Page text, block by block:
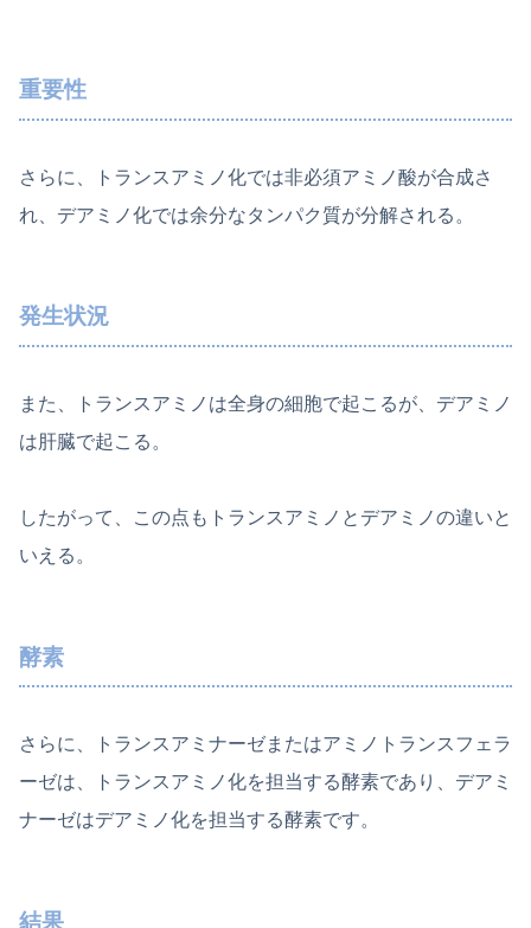
重要性
さらに、トランスアミノ化では非必須アミノ酸が合成さ
れ、デアミノ化では余分なタンパク質が分解される。
発生状況
また、トランスアミノは全身の細胞で起こるが、デアミノ
は肝臓で起こる。
したがって、この点もトランスアミノとデアミノの違いと
いえる。
酵素
さらに、トランスアミナーゼまたはアミノトランスフェラ
ーゼは、トランスアミノ化を担当する酵素であり、デアミ
ナーゼはデアミノ化を担当する酵素です。
結果